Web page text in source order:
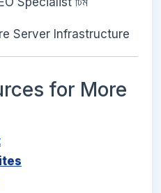
Server Infrastructure
for More